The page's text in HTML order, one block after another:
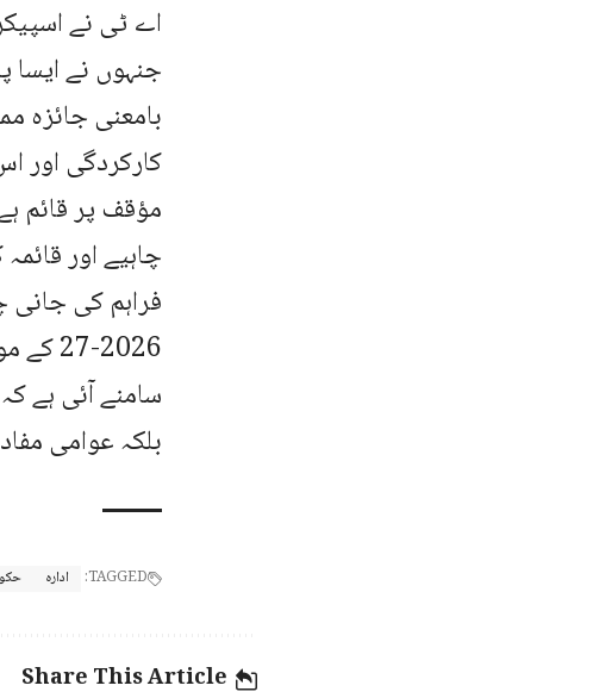
اے ٹی نے
جنہوں نے
بامعنی جائزہ
کارکردگی اور
مؤقف پر قائم
چاہیے اور
فراہم کی
سامنے آئی ہے
بلکہ عوامی
TAGGED: ادارہ
Share This Article